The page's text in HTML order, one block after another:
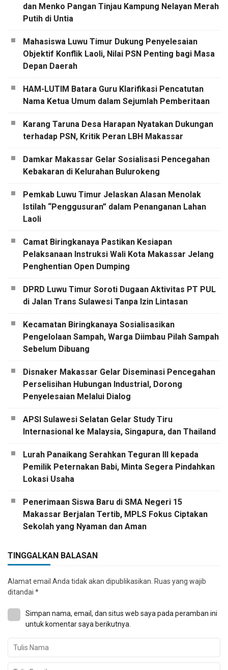
dan Menko Pangan Tinjau Kampung Nelayan Merah
Putih di Untia
Mahasiswa Luwu Timur Dukung Penyelesaian
Objektif Konflik Laoli, Nilai PSN Penting bagi Masa
Depan Daerah
HAM-LUTIM Batara Guru Klarifikasi Pencatutan
Nama Ketua Umum dalam Sejumlah Pemberitaan
Karang Taruna Desa Harapan Nyatakan Dukungan
terhadap PSN, Kritik Peran LBH Makassar
Damkar Makassar Gelar Sosialisasi Pencegahan
Kebakaran di Kelurahan Bulurokeng
Pemkab Luwu Timur Jelaskan Alasan Menolak
Istilah “Penggusuran” dalam Penanganan Lahan
Laoli
Camat Biringkanaya Pastikan Kesiapan
Pelaksanaan Instruksi Wali Kota Makassar Jelang
Penghentian Open Dumping
DPRD Luwu Timur Soroti Dugaan Aktivitas PT PUL
di Jalan Trans Sulawesi Tanpa Izin Lintasan
Kecamatan Biringkanaya Sosialisasikan
Pengelolaan Sampah, Warga Diimbau Pilah Sampah
Sebelum Dibuang
Disnaker Makassar Gelar Diseminasi Pencegahan
Perselisihan Hubungan Industrial, Dorong
Penyelesaian Melalui Dialog
APSI Sulawesi Selatan Gelar Study Tiru
Internasional ke Malaysia, Singapura, dan Thailand
Lurah Panaikang Serahkan Teguran III kepada
Pemilik Peternakan Babi, Minta Segera Pindahkan
Lokasi Usaha
Penerimaan Siswa Baru di SMA Negeri 15
Makassar Berjalan Tertib, MPLS Fokus Ciptakan
Sekolah yang Nyaman dan Aman
TINGGALKAN BALASAN
Alamat email Anda tidak akan dipublikasikan. Ruas yang wajib
ditandai *
Simpan nama, email, dan situs web saya pada peramban ini
untuk komentar saya berikutnya.